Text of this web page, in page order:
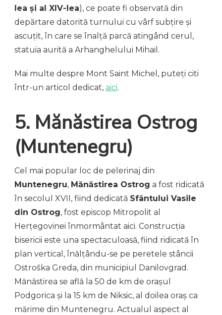
lea și al XIV-lea), ce poate fi observată din
depărtare datorită turnului cu vârf subțire și
ascuțit, în care se înalță parcă atingând cerul,
statuia aurită a Arhanghelului Mihail.
Mai multe despre Mont Saint Michel, puteți citi
într-un articol dedicat, aici.
5. Mănăstirea Ostrog
(Muntenegru)
Cel mai popular loc de pelerinaj din
Muntenegru, Mănăstirea Ostrog a fost ridicată
în secolul XVII, fiind dedicată Sfântului Vasile
din Ostrog, fost episcop Mitropolit al
Herțegovinei înmormântat aici. Construcția
bisericii este una spectaculoasă, fiind ridicată în
plan vertical, înălțându-se pe peretele stâncii
Ostroška Greda, din municipiul Danilovgrad.
Mănăstirea se află la 50 de km de orașul
Podgorica și la 15 km de Niksic, al doilea oraș ca
mărime din Muntenegru. Actualul aspect al